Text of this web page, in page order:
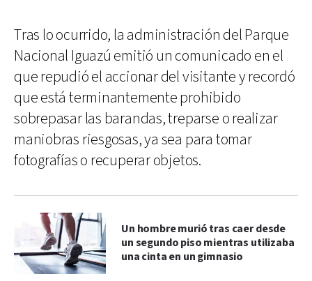
Tras lo ocurrido, la administración del Parque
Nacional Iguazú emitió un comunicado en el
que repudió el accionar del visitante y recordó
que está terminantemente prohibido
sobrepasar las barandas, treparse o realizar
maniobras riesgosas, ya sea para tomar
fotografías o recuperar objetos.
Un hombre murió tras caer desde
un segundo piso mientras utilizaba
una cinta en un gimnasio